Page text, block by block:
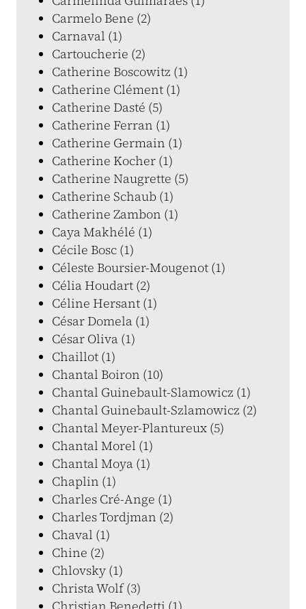
Carmelo Bene (2)
Carnaval (1)
Cartoucherie (2)
Catherine Boscowitz (1)
Catherine Clément (1)
Catherine Dasté (5)
Catherine Ferran (1)
Catherine Germain (1)
Catherine Kocher (1)
Catherine Naugrette (5)
Catherine Schaub (1)
Catherine Zambon (1)
Caya Makhélé (1)
Cécile Bosc (1)
Céleste Boursier-Mougenot (1)
Célia Houdart (2)
Céline Hersant (1)
César Domela (1)
César Oliva (1)
Chaillot (1)
Chantal Boiron (10)
Chantal Guinebault-Slamowicz (1)
Chantal Guinebault-Szlamowicz (2)
Chantal Meyer-Plantureux (5)
Chantal Morel (1)
Chantal Moya (1)
Chaplin (1)
Charles Cré-Ange (1)
Charles Tordjman (2)
Chaval (1)
Chine (2)
Chlovsky (1)
Christa Wolf (3)